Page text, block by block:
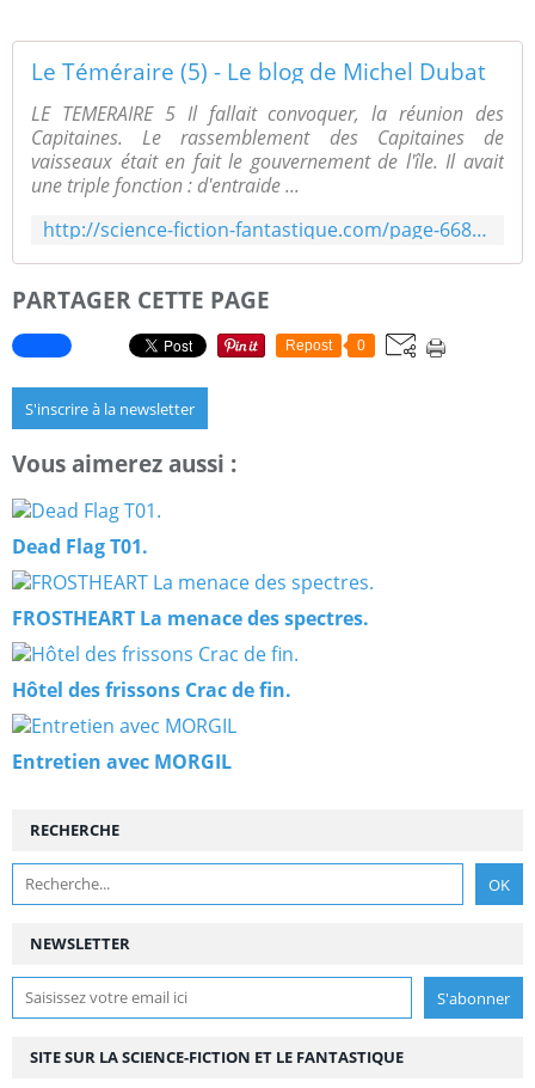
Le Téméraire (5) - Le blog de Michel Dubat
LE TEMERAIRE 5 Il fallait convoquer, la réunion des
Capitaines. Le rassemblement des Capitaines de
vaisseaux était en fait le gouvernement de l'île. Il avait
une triple fonction : d'entraide ...
http://science-fiction-fantastique.com/page-668187.html
PARTAGER CETTE PAGE
Repost 0
S'inscrire à la newsletter
Vous aimerez aussi :
Dead Flag T01.
FROSTHEART La menace des spectres.
Hôtel des frissons Crac de fin.
Entretien avec MORGIL
NEWSLETTER
RECHERCHE
SITE SUR LA SCIENCE-FICTION ET LE FANTASTIQUE